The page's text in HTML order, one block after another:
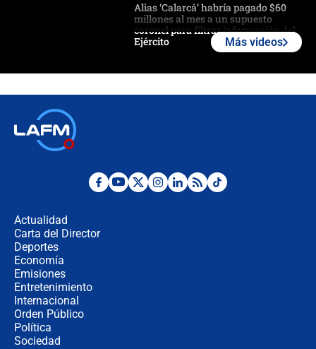
Alias ‘Calarcá’ habría pagado $60
millones al mes a un supuesto
coronel para filtrar información del
Ejército
Ministro de Defensa no descarta el
Más videos
Actualidad
Carta del Director
Deportes
Economía
Emisiones
Entretenimiento
Internacional
Orden Público
Política
Sociedad